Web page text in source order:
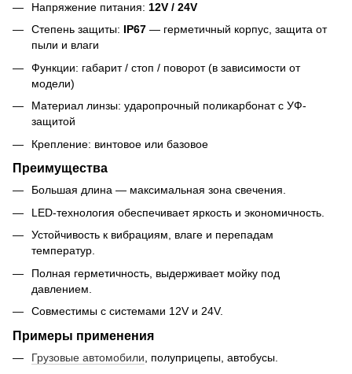
Напряжение питания: 12V / 24V
Степень защиты: IP67 — герметичный корпус, защита от
пыли и влаги
Функции: габарит / стоп / поворот (в зависимости от
модели)
Материал линзы: ударопрочный поликарбонат с УФ-
защитой
Крепление: винтовое или базовое
Преимущества
Большая длина — максимальная зона свечения.
LED-технология обеспечивает яркость и экономичность.
Устойчивость к вибрациям, влаге и перепадам
температур.
Полная герметичность, выдерживает мойку под
давлением.
Совместимы с системами 12V и 24V.
Примеры применения
Грузовые автомобили , полуприцепы, автобусы.